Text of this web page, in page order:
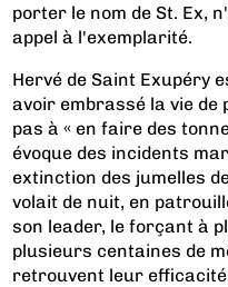
porter le nom de St. Ex,
appel à l'exemplarité.
Hervé de Saint Exupéry
avoir embrassé la vie
pas à « en faire des
évoque des incidents
extinction des jumelles
volait de nuit, en
son leader, le forçant à
plusieurs centaines de
retrouvent leur